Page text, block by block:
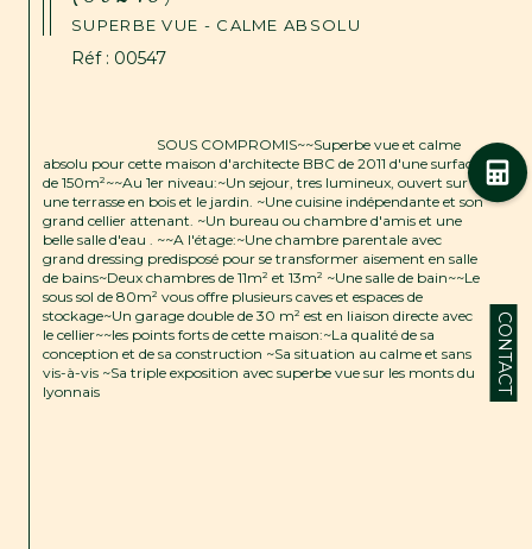
CONTACT
SUPERBE VUE - CALME ABSOLU
Réf : 00547
absolu pour cette maison d'architecte BBC de 2011 d'une surface
de 150m²~~Au 1er niveau:~Un sejour, tres lumineux, ouvert sur
une terrasse en bois et le jardin. ~Une cuisine indépendante et son
grand cellier attenant. ~Un bureau ou chambre d'amis et une
belle salle d'eau . ~~A l'étage:~Une chambre parentale avec
grand dressing predisposé pour se transformer aisement en salle
de bains~Deux chambres de 11m² et 13m² ~Une salle de bain~~Le
sous sol de 80m² vous offre plusieurs caves et espaces de
stockage~Un garage double de 30 m² est en liaison directe avec
le cellier~~les points forts de cette maison:~La qualité de sa
conception et de sa construction ~Sa situation au calme et sans
vis-à-vis ~Sa triple exposition avec superbe vue sur les monts du
lyonnais